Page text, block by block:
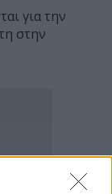
για την
στην